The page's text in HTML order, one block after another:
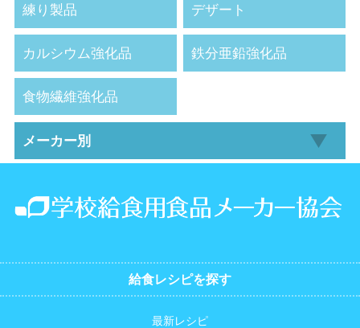
練り製品 デザート
カルシウム強化品 鉄分亜鉛強化品
食物繊維強化品
メーカー別
給食レシピを探す
最新レシピ